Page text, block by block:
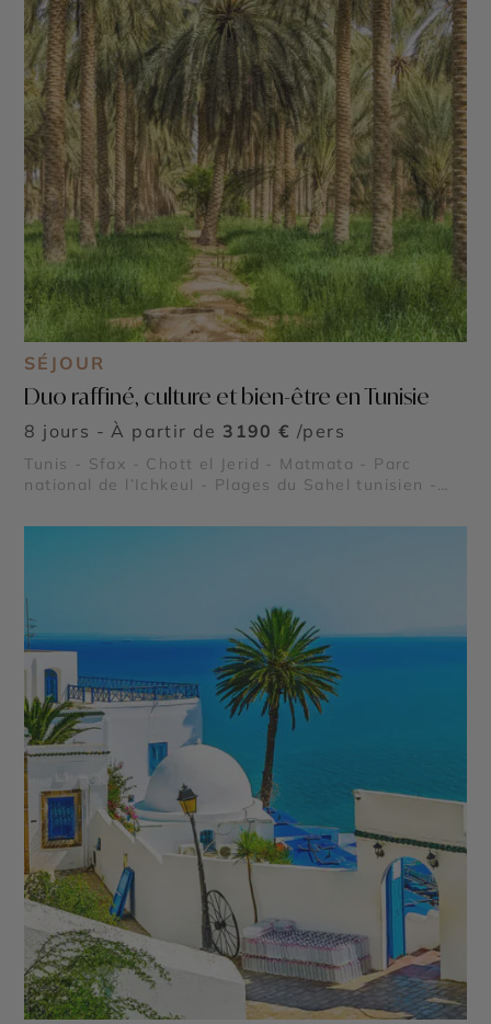
SÉJOUR
Duo raffiné, culture et bien-être en Tunisie
8 jours - À partir de 3190 € /pers
Tunis - Sfax - Chott el Jerid - Matmata - Parc
national de l’Ichkeul - Plages du Sahel tunisien -